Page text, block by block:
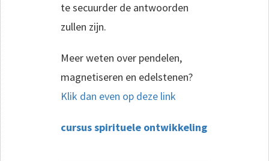
te secuurder de antwoorden
zullen zijn.
Meer weten over pendelen,
magnetiseren en edelstenen?
Klik dan even op deze link
cursus spirituele ontwikkeling